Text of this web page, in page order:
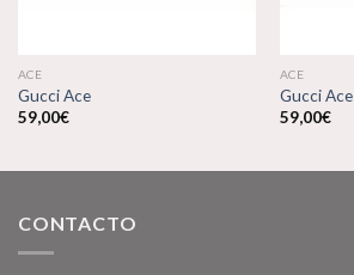
ACE
Gucci Ace
59,00€
ACE
Gucci Ace
59,00€
CONTACTO